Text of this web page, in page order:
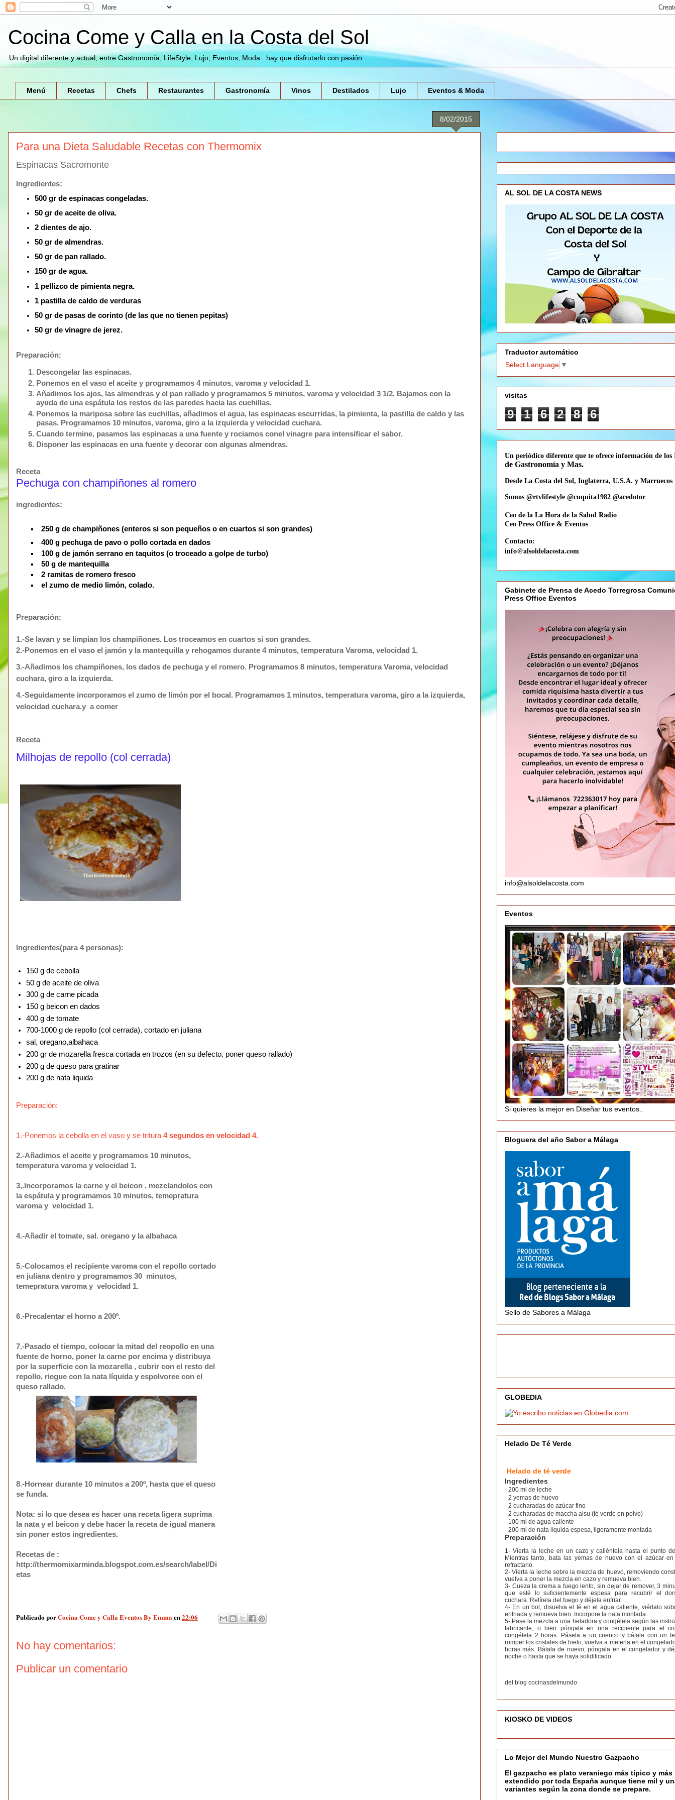
Cocina Come y Calla en la Costa del Sol
Un digital diferente y actual, entre Gastronomía, LifeStyle, Lujo, Eventos, Moda.. hay que disfrutarlo con pasión
Menú Recetas Chefs Restaurantes Gastronomía Vinos Destilados Lujo Eventos & Moda
8/02/2015
Para una Dieta Saludable Recetas con Thermomix
Espinacas Sacromonte
Ingredientes:
500 gr de espinacas congeladas.
50 gr de aceite de oliva.
2 dientes de ajo.
50 gr de almendras.
50 gr de pan rallado.
150 gr de agua.
1 pellizco de pimienta negra.
1 pastilla de caldo de verduras
50 gr de pasas de corinto (de las que no tienen pepitas)
50 gr de vinagre de jerez.
Preparación:
Descongelar las espinacas.
Ponemos en el vaso el aceite y programamos 4 minutos, varoma y velocidad 1.
Añadimos los ajos, las almendras y el pan rallado y programamos 5 minutos, varoma y velocidad 3 1/2. Bajamos con la
ayuda de una espátula los restos de las paredes hacia las cuchillas.
Ponemos la mariposa sobre las cuchillas, añadimos el agua, las espinacas escurridas, la pimienta, la pastilla de caldo y las
pasas. Programamos 10 minutos, varoma, giro a la izquierda y velocidad cuchara.
Cuando termine, pasamos las espinacas a una fuente y rociamos conel vinagre para intensificar el sabor.
Disponer las espinacas en una fuente y decorar con algunas almendras.
Receta
Pechuga con champiñones al romero
ingredientes:
250 g de champiñones (enteros si son pequeños o en cuartos si son grandes)
400 gpechuga de pavo o pollo cortada en dados
100 g de jamón serrano en taquitos (o troceado a golpe de turbo)
50 g de mantequilla
2 ramitas de romero fresco
el zumo de medio limón, colado.
Preparación:
1.-Se lavan y se limpian los champiñones. Los troceamos en cuartos si son grandes.
2.-Ponemos en el vaso el jamón y la mantequilla y rehogamos durante 4 minutos, temperatura Varoma, velocidad 1.
3.-Añadimos los champiñones, los dados de pechuga y el romero. Programamos 8 minutos, temperatura Varoma, velocidad
cuchara, giro a la izquierda.
4.-Seguidamente incorporamos el zumo de limón por el bocal. Programamos 1 minutos, temperatura varoma, giro a la izquierda,
velocidad cuchara.y a comer
Receta
Milhojas de repollo (col cerrada)
Ingredientes(para 4 personas):
150 g de cebolla
50 g de aceite de oliva
300 g de carne picada
150 g beicon en dados
400 g de tomate
700-1000 g de repollo (col cerrada), cortado en juliana
sal, oregano,albahaca
200 gr de mozarella fresca cortada en trozos (en su defecto, poner queso rallado)
200 g de queso para gratinar
200 g de nata liquida
Preparación:
1.-Ponemos la cebolla en el vaso y se tritura 4 segundos en velocidad 4.
2.-Añadimos el aceite y programamos 10 minutos,
temperatura varoma y velocidad 1.
3,.Incorporamos la carne y el beicon , mezclandolos con
la espátula y programamos 10 minutos, temepratura
varoma y velocidad 1.
4.-Añadir el tomate, sal. oregano y la albahaca
5.-Colocamos el recipiente varoma con el repollo cortado
en juliana dentro y programamos 30 minutos,
temepratura varoma y velocidad 1.
6.-Precalentar el horno a 200º.
7.-Pasado el tiempo, colocar la mitad del reopollo en una
fuente de horno, poner la carne por encima y distribuya
por la superficie con la mozarella , cubrir con el resto del
repollo, riegue con la nata líquida y espolvoree con el
queso rallado.
8.-Hornear durante 10 minutos a 200º, hasta que el queso
se funda.
Nota: si lo que desea es hacer una receta ligera suprima
la nata y el beicon y debe hacer la receta de igual manera
sin poner estos ingredientes.
Recetas de :
http://thermomixarminda.blogspot.com.es/search/label/Di
etas
Publicado porCocina Come y Calla Eventos By Emmaen22:06
No hay comentarios:
Publicar un comentario
AL SOL DE LA COSTA NEWS
Traductor automático
Select Language ▼
visitas
9 1 6 2 8 6
Un periódico diferente que te ofrece información de los
de Gastronomía y Mas.
Desde La Costa del Sol, Inglaterra, U.S.A. y Marruecos
Somos @rtvlifestyle @cuquita1982 @acedotor
Ceo de la La Hora de la Salud Radio
Ceo Press Office & Eventos
Contacto:
info@alsoldelacosta.com
Gabinete de Prensa de Acedo Torregrosa
Press Office Eventos
info@alsoldelacosta.com
Eventos
Si quieres la mejor en Diseñar tus eventos..
Bloguera del año Sabor a Málaga
Sello de Sabores a Málaga
GLOBEDIA
Helado De Té Verde
Helado de té verde
Ingredientes
- 200 ml de leche
- 2 yemas de huevo
- 2 cucharadas de azúcar fino
- 2 cucharadas de maccha aisu (té verde en polvo)
- 100 ml de agua caliente
- 200 ml de nata líquida espesa, ligeramente montada
Preparación
1- Vierta la leche en un cazo y caliéntela hasta el punto
Mientras tanto, bata las yemas de huevo con el azúcar
refractario.
2- Vierta la leche sobre la mezcla de huevo, removiendo
vuelva a poner la mezcla en cazo y remueva bien.
3- Cueza la crema a fuego lento, sin dejar de remover, 3
que esté lo suficientemente espesa para recubrir el
cuchara. Retírela del fuego y déjela enfriar.
4- En un bol, disuelva el té en el agua caliente, viértalo
enfriada y remueva bien. Incorpore la nata montada.
5- Pase la mezcla a una heladora y congélela según las
fabricante, o bien póngala en una recipiente para el
congélela 2 horas. Pásela a un cuenco y bátala con un
romper los cristales de hielo, vuelva a meterla en el
horas más. Bátala de nuevo, póngala en el congelador y
noche o hasta que se haya solidificado.
del blog cocinasdelmundo
KIOSKO DE VIDEOS
Lo Mejor del Mundo Nuestro Gazpacho
El gazpacho es plato veraniego más típico y más
extendido por toda España aunque tiene mil y
variantes según la zona donde se prepare.